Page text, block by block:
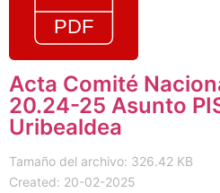
Acta Comité
20.24-25 Asunto
Uribealdea
Tamaño del archivo: 326.42 KB
Created: 20-02-2025